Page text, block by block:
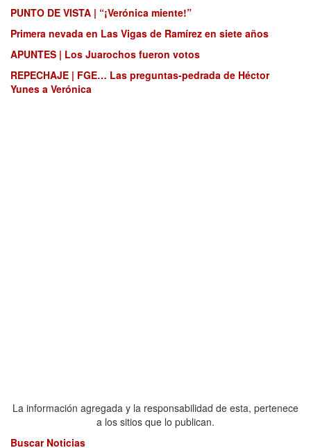
PUNTO DE VISTA | “¡Verónica miente!”
Primera nevada en Las Vigas de Ramírez en siete años
APUNTES | Los Juarochos fueron votos
REPECHAJE | FGE… Las preguntas-pedrada de Héctor
Yunes a Verónica
La información agregada y la responsabilidad de esta, pertenece
a los sitios que lo publican.
Buscar Noticias